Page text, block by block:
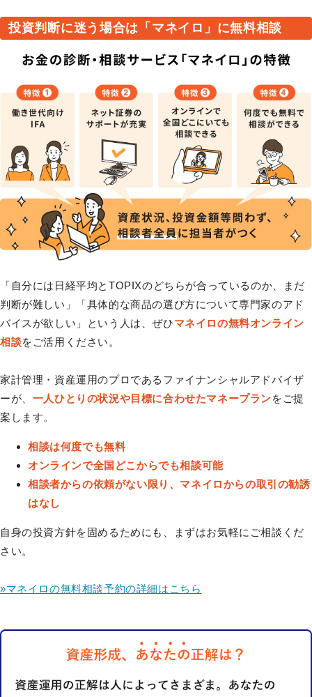
投資判断に迷う場合は「マネイロ」に無料相談
「自分には日経平均とTOPIXのどちらが合っているのか、まだ
判断が難しい」「具体的な商品の選び方について専門家のアド
バイスが欲しい」という人は、ぜひマネイロの無料オンライン
相談をご活用ください。
家計管理・資産運用のプロであるファイナンシャルアドバイザ
ーが、 一人ひとりの状況や目標に合わせたマネープランをご提
案します。
相談は何度でも無料
オンラインで全国どこからでも相談可能
相談者からの依頼がない限り、マネイロからの取引の勧誘
はなし
自身の投資方針を固めるためにも、まずはお気軽にご相談くだ
さい。
»マネイロの無料相談予約の詳細はこちら